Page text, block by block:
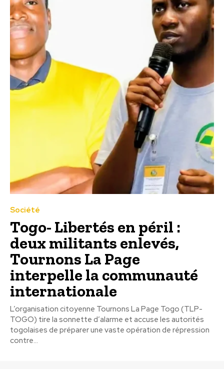
Société
Togo- Libertés en péril :
deux militants enlevés,
Tournons La Page
interpelle la communauté
internationale
L’organisation citoyenne Tournons La Page Togo (TLP-
TOGO) tire la sonnette d’alarme et accuse les autorités
togolaises de préparer une vaste opération de répression
contre...